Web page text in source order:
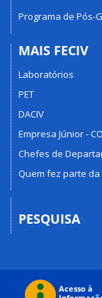
Programa de Pós-
MAIS FECIV
Laboratórios
PET
DACIV
Empresa Júnior -
Chefes de
Quem fez parte
PESQUISA